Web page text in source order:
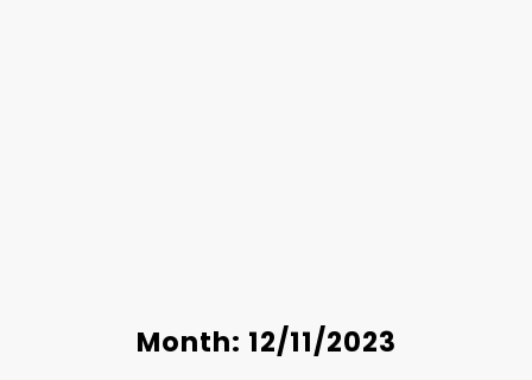
Month: 12/11/2023